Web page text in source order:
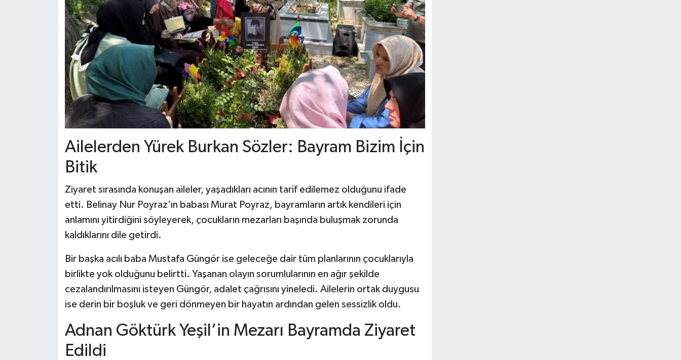
Ailelerden Yürek Burkan Sözler: Bayram Bizim İçin
Bitik
Ziyaret sırasında konuşan aileler, yaşadıkları acının tarif edilemez olduğunu ifade
etti. Belinay Nur Poyraz’ın babası Murat Poyraz, bayramların artık kendileri için
anlamını yitirdiğini söyleyerek, çocukların mezarları başında buluşmak zorunda
kaldıklarını dile getirdi.
Bir başka acılı baba Mustafa Güngör ise geleceğe dair tüm planlarının çocuklarıyla
birlikte yok olduğunu belirtti. Yaşanan olayın sorumlularının en ağır şekilde
cezalandırılmasını isteyen Güngör, adalet çağrısını yineledi. Ailelerin ortak duygusu
ise derin bir boşluk ve geri dönmeyen bir hayatın ardından gelen sessizlik oldu.
Adnan Göktürk Yeşil’in Mezarı Bayramda Ziyaret
Edildi